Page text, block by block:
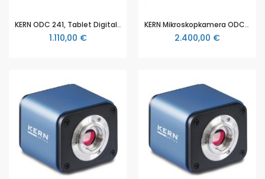
KERN ODC 241, Tablet Digitalkamera, CMOS 1/2,5", mit 5 MP (ODC 241)
1.110,00 €
KERN Mikroskopkamera ODC-861, 20 MP, USB 2.0, Sony CMOS, gekühlte Kamera für Ihre professionelle Fluoreszenzuntersuchung
2.400,00 €